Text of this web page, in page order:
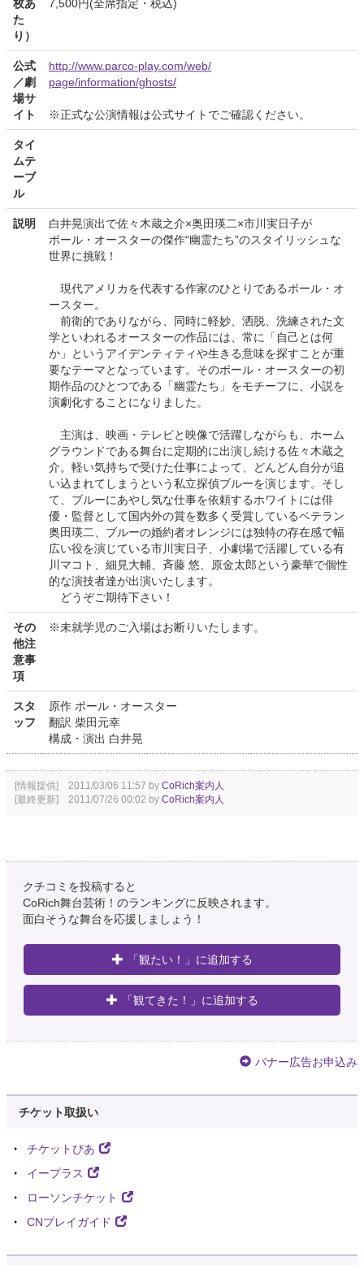
枚あ
た
り）
7,500円(全席指定・税込)
公式
／劇
場サ
イト
http://www.parco-play.com/web/
page/information/ghosts/
※正式な公演情報は公式サイトでご確認ください。
タイ
ムテ
ーブ
ル
説明
白井晃演出で佐々木蔵之介×奥田瑛二×市川実日子が
ポール・オースターの傑作“幽霊たち”のスタイリッシュな
世界に挑戦！
現代アメリカを代表する作家のひとりであるポール・オ
ースター。
前衛的でありながら、同時に軽妙、洒脱、洗練された文
学といわれるオースターの作品には、常に「自己とは何
か」というアイデンティティや生きる意味を探すことが重
要なテーマとなっています。そのポール・オースターの初
期作品のひとつである「幽霊たち」をモチーフに、小説を
演劇化することになりました。
主演は、映画・テレビと映像で活躍しながらも、ホーム
グラウンドである舞台に定期的に出演し続ける佐々木蔵之
介。軽い気持ちで受けた仕事によって、どんどん自分が追
い込まれてしまうという私立探偵ブルーを演じます。そし
て、ブルーにあやし気な仕事を依頼するホワイトには俳
優・監督として国内外の賞を数多く受賞しているベテラン
奥田瑛二、ブルーの婚約者オレンジには独特の存在感で幅
広い役を演じている市川実日子、小劇場で活躍している有
川マコト、細見大輔、斉藤 悠、原金太郎という豪華で個性
的な演技者達が出演いたします。
どうぞご期待下さい！
その
他注
意事
項
※未就学児のご入場はお断りいたします。
スタ
ッフ
原作 ポール・オースター
翻訳 柴田元幸
構成・演出 白井晃
[情報提供] 2011/03/06 11:57 by CoRich案内人
[最終更新] 2011/07/26 00:02 by CoRich案内人
クチコミを投稿すると
CoRich舞台芸術！のランキングに反映されます。
面白そうな舞台を応援しましょう！
「観たい！」に追加する
「観てきた！」に追加する
バナー広告お申込み
チケット取扱い
チケットぴあ
イープラス
ローソンチケット
CNプレイガイド